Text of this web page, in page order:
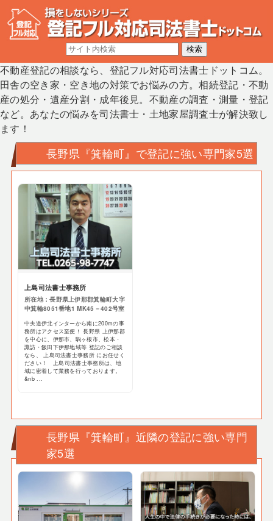
不動産登記の相談なら、登記フル対応司法書士ドットコム。
田舎の空き家・空き地の対策でお悩みの方。相続登記・不動
産の処分・遺産分割・成年後見。不動産の調査・測量・登記
など。あなたの悩みを司法書士・土地家屋調査士が解決致し
ます！
長野県『箕輪町』で登記に強い専門家5選
上島司法書士事務所
所在地：長野県上伊那郡箕輪町大字
中箕輪8051番地1 MK45－402号室
中央道伊北インターから南に200mの事
務所はアクセス至便！ 長野県 上伊那郡
を中心に、伊那市、駒ヶ根市、松本・
諏訪・飯田下伊那地域等 登記のご相談
なら、 上島司法書士事務所 にお任せく
ださい！ 上島司法書士事務所は、地
域に密着して業務を行っております。
&nb ...
長野県『箕輪町』近隣の登記に強い専門
家5選